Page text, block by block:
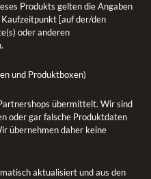
Produkts gelten die Angaben
[auf der/den
oder anderen
und Produktboxen)
übermittelt. Wir sind
oder gar falsche Produktdaten
übernehmen daher keine
aktualisiert und aus den